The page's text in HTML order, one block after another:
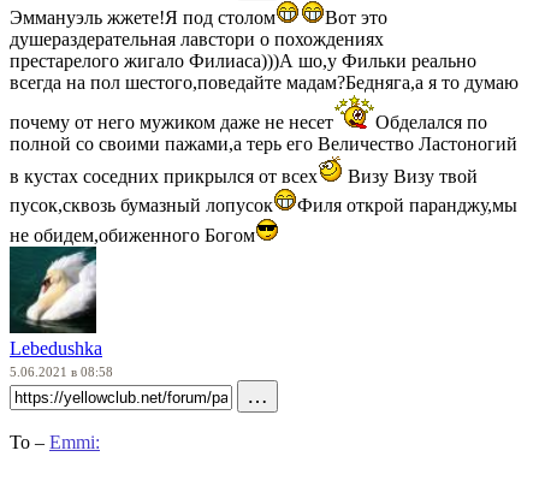
Эммануэль жжете!Я под столом
Вот это
душераздерательная лавстори о похождениях
престарелого жигало Филиаса)))А шо,у Фильки реально
всегда на пол шестого,поведайте мадам?Бедняга,а я то думаю
почему от него мужиком даже не несет
Обделался по
полной со своими пажами,а терь его Величество Ластоногий
в кустах соседних прикрылся от всех
Визу Визу твой
пусок,сквозь бумазный лопусок
Филя открой паранджу,мы
не обидем,обиженного Богом
Lebedushka
5.06.2021 в 08:58
…
To – Emmi: